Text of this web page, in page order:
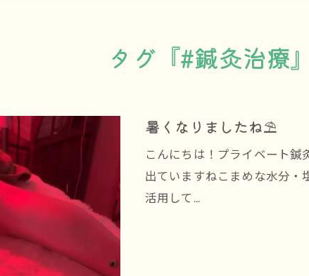
タグ『#鍼灸治療
暑くなりましたね⛱️
こんにちは！プライベート
出ていますねこまめな水分
活用して…